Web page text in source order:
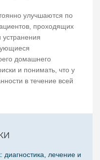
улучшаются по
проходящих
домашнего
и понимать, что у
в течение всей
диагностика, лечение и